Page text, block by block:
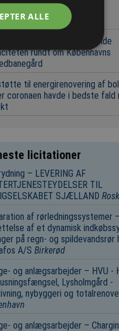
kapitalfond køber dansk
får ansvaret for at udvide
rundt om Københavns
til energirenovering af
coronaen havde i bedste fald
licitationer
– LEVERING AF
TIL
SJÆLLAND
af rørledningssystemer –
af et dynamisk
på regn- og spildevandsrør
A/S Birkerød
og anlægsarbejder – HVU -
Lysholmgård -
nybyggeri og
og anlægsarbejder –
ALLE